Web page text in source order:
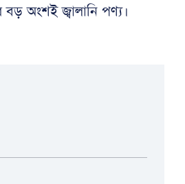
অংশই জ্বালানি পণ্য।